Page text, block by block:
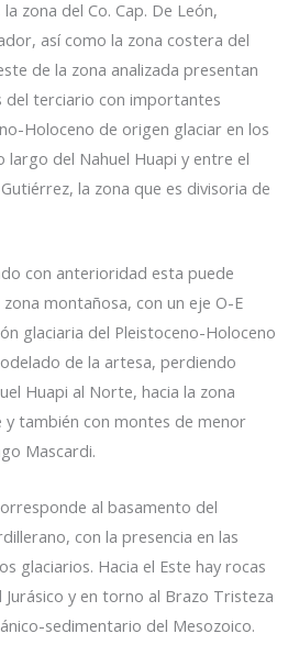
zona del Co. Cap. De León,
así como la zona costera del
de la zona analizada presentan
del terciario con importantes
Holoceno de origen glaciar en los
largo del Nahuel Huapi y entre el
la zona que es divisoria de
con anterioridad esta puede
montañosa, con un eje O-E
glaciaria del Pleistoceno-Holoceno
de la artesa, perdiendo
Huapi al Norte, hacia la zona
y también con montes de menor
Mascardi.
al basamento del
con la presencia en las
glaciarios. Hacia el Este hay rocas
y en torno al Brazo Tristeza
sedimentario del Mesozoico.